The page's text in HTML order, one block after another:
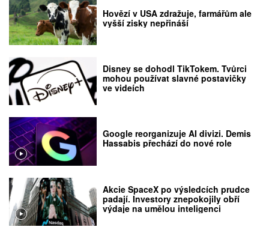
Hovězí v USA zdražuje, farmářům ale
vyšší zisky nepřináší
Disney se dohodl TikTokem. Tvůrci
mohou používat slavné postavičky
ve videích
Google reorganizuje AI divizi. Demis
Hassabis přechází do nové role
Akcie SpaceX po výsledcích prudce
padají. Investory znepokojily obří
výdaje na umělou inteligenci